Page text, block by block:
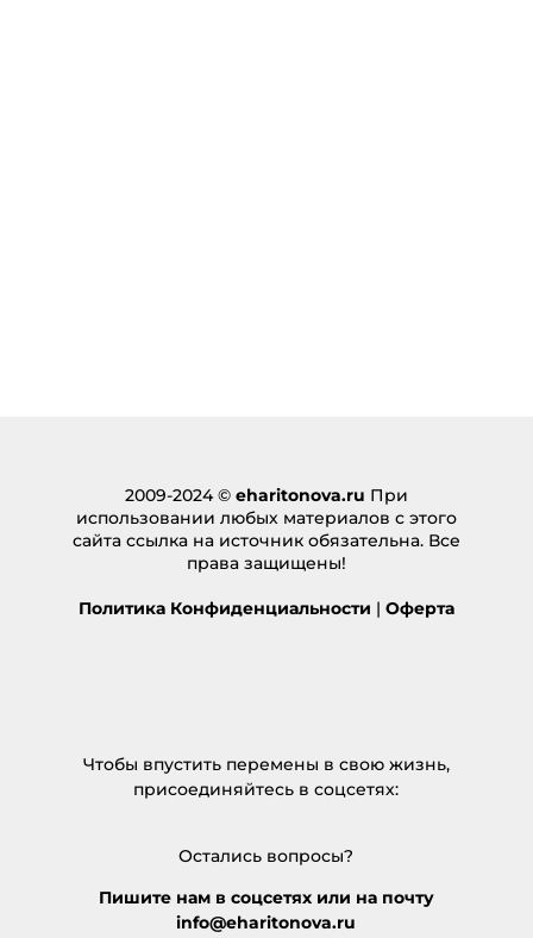
2009-2024 © eharitonova.ru При
использовании любых материалов с этого
сайта ссылка на источник обязательна. Все
права защищены!
Политика Конфиденциальности | Оферта
Чтобы впустить перемены в свою жизнь,
присоединяйтесь в соцсетях:
Остались вопросы?
Пишите нам в соцсетях или на почту
info@eharitonova.ru